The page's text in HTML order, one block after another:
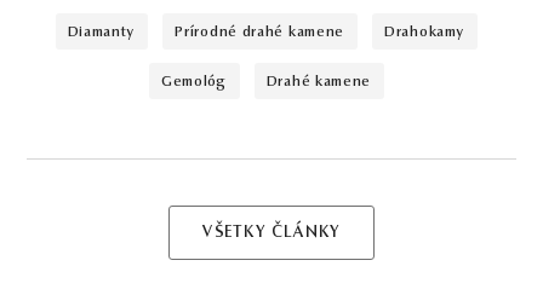
diamanty prírodné drahé kamene drahokamy
gemológ drahé kamene
VŠETKY ČLÁNKY